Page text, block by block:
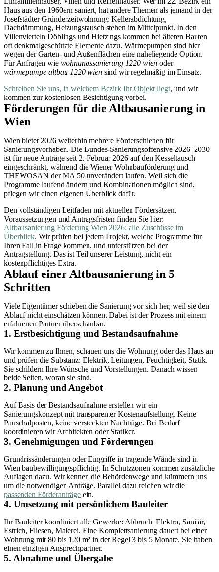
Haus aus den 1960ern saniert, hat andere Themen als jemand in der
Josefstädter Gründerzeitwohnung: Kellerabdichtung,
Dachdämmung, Heizungstausch stehen im Mittelpunkt. In den
Villenvierteln Döblings und Hietzings kommen bei älteren Bauten
oft denkmalgeschützte Elemente dazu. Wärmepumpen sind hier
wegen der Garten- und Außenflächen eine naheliegende Option.
Für Anfragen wie wohnungssanierung 1220 wien oder
wärmepumpe altbau 1220 wien sind wir regelmäßig im Einsatz.
Schreiben Sie uns, in welchem Bezirk Ihr Objekt liegt, und wir
kommen zur kostenlosen Besichtigung vorbei.
Förderungen für die Altbausanierung in
Wien
Wien bietet 2026 weiterhin mehrere Förderschienen für
Sanierungsvorhaben. Die Bundes-Sanierungsoffensive 2026–2030
ist für neue Anträge seit 2. Februar 2026 auf den Kesseltausch
eingeschränkt, während die Wiener Wohnbauförderung und
THEWOSAN der MA 50 unverändert laufen. Weil sich die
Programme laufend ändern und Kombinationen möglich sind,
pflegen wir einen eigenen Überblick dafür.
Den vollständigen Leitfaden mit aktuellen Fördersätzen,
Voraussetzungen und Antragsfristen finden Sie hier:
Altbausanierung Förderung Wien 2026: alle Zuschüsse im
Überblick. Wir prüfen bei jedem Projekt, welche Programme für
Ihren Fall in Frage kommen, und unterstützen bei der
Antragstellung. Das ist Teil unserer Leistung, nicht ein
kostenpflichtiges Extra.
Ablauf einer Altbausanierung in 5
Schritten
Viele Eigentümer schieben die Sanierung vor sich her, weil sie den
Ablauf nicht einschätzen können. Dabei ist der Prozess mit einem
erfahrenen Partner überschaubar.
1. Erstbesichtigung und Bestandsaufnahme
Wir kommen zu Ihnen, schauen uns die Wohnung oder das Haus an
und prüfen die Substanz: Elektrik, Leitungen, Feuchtigkeit, Statik.
Sie schildern Ihre Wünsche und Vorstellungen. Danach wissen
beide Seiten, woran sie sind.
2. Planung und Angebot
Auf Basis der Bestandsaufnahme erstellen wir ein
Sanierungskonzept mit transparenter Kostenaufstellung. Keine
Pauschalposten, keine versteckten Nachträge. Bei Bedarf
koordinieren wir Architekten oder Statiker.
3. Genehmigungen und Förderungen
Grundrissänderungen oder Eingriffe in tragende Wände sind in
Wien baubewilligungspflichtig. In Schutzzonen kommen zusätzliche
Auflagen dazu. Wir kennen die Behördenwege und kümmern uns
um die notwendigen Anträge. Parallel dazu reichen wir die
passenden Förderanträge ein.
4. Umsetzung mit persönlichem Bauleiter
Ihr Bauleiter koordiniert alle Gewerke: Abbruch, Elektro, Sanitär,
Estrich, Fliesen, Malerei. Eine Komplettsanierung dauert bei einer
Wohnung mit 80 bis 120 m² in der Regel 3 bis 5 Monate. Sie haben
einen einzigen Ansprechpartner.
5. Abnahme und Übergabe